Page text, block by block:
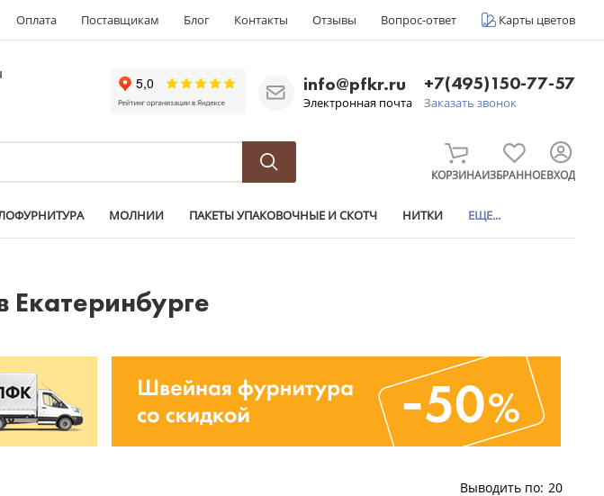
Оплата Поставщикам Блог Контакты Отзывы Вопрос-ответ Карты цветов
info@pfkr.ru
Электронная почта
+7(495)150-77-57
Заказать звонок
КОРЗИНАИЗБРАННОЕВХОД
МОЛНИИ ПАКЕТЫ УПАКОВОЧНЫЕ И СКОТЧ НИТКИ ЕЩЕ...
Выводить по: 20